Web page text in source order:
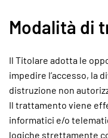
Modalità di
Il Titolare adotta le
impedire l’accesso, la
distruzione non
Il trattamento viene
informatici e/o
logiche strettamente